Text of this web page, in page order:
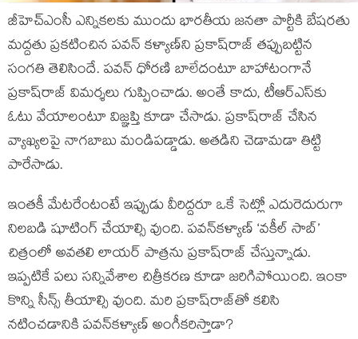
జీహెచ్‍ఎంసీ ఎన్నికలకు ముందు భారతీయ జనతా పార్టీకి బేషరతు
మద్దతు ప్రకటించిన పవన్‍ కళ్యాణ్‍ని ప్రకాష్‍రాజ్‍ తప్పుబట్టిన
సంగతి తెలిసిందే. పవన్‍ ధోరణి బాలేదంటూ బాహాటంగానే
ప్రకాష్‍రాజ్‍ విమర్శలు గుప్పించాడు. అంతే కాదు, టీఆర్‍ఎస్‍కు
ఓటు వేయాలంటూ విజ్ఞప్తి కూడా చేసాడు. ప్రకాష్‍రాజ్‍ చేసిన
వ్యాఖ్యలపై నాగబాబు మండిపడ్డాడు. అతడిని చెడామడా తిట్టి
పారేసాడు.
ఇంతకీ మేటరేంటంటే ఇప్పుడు వీరిద్దరూ ఒకే సెట్లో ఎదురెదురుగా
నిలబడి షూటింగ్‍ చేయాల్సి వుంది. పవన్‍కళ్యాణ్‍ ‘వకీల్‍ సాబ్‍’
చిత్రంలో అవతలి లాయర్‍ పాత్రను ప్రకాష్‍రాజ్‍ చేస్తున్నాడు.
ఇప్పటికే పలు సన్నివేశాల చిత్రీకరణ కూడా జరిగిపోయింది. ఇంకా
కొన్ని సీన్స్ తీయాల్సి వుంది. మరి ప్రకాష్‍రాజ్‍తో కలిసి
నటించడానికి పవన్‍కళ్యాణ్‍ అంగీకరిస్తాడా?